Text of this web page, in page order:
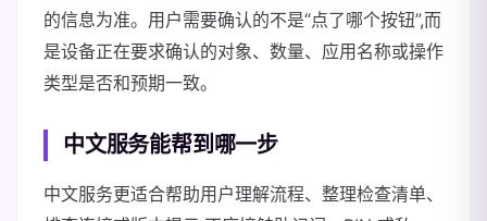
的信息为准。用户需要确认的不是“点了哪个按钮”,而
是设备正在要求确认的对象、数量、应用名称或操作
类型是否和预期一致。
中文服务能帮到哪一步
中文服务更适合帮助用户理解流程、整理检查清单、